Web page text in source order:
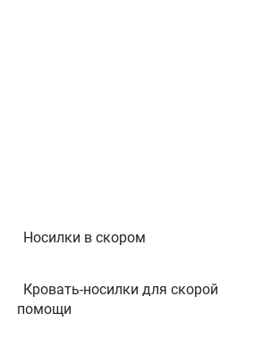
Носилки в скором
Кровать-носилки для скорой
помощи